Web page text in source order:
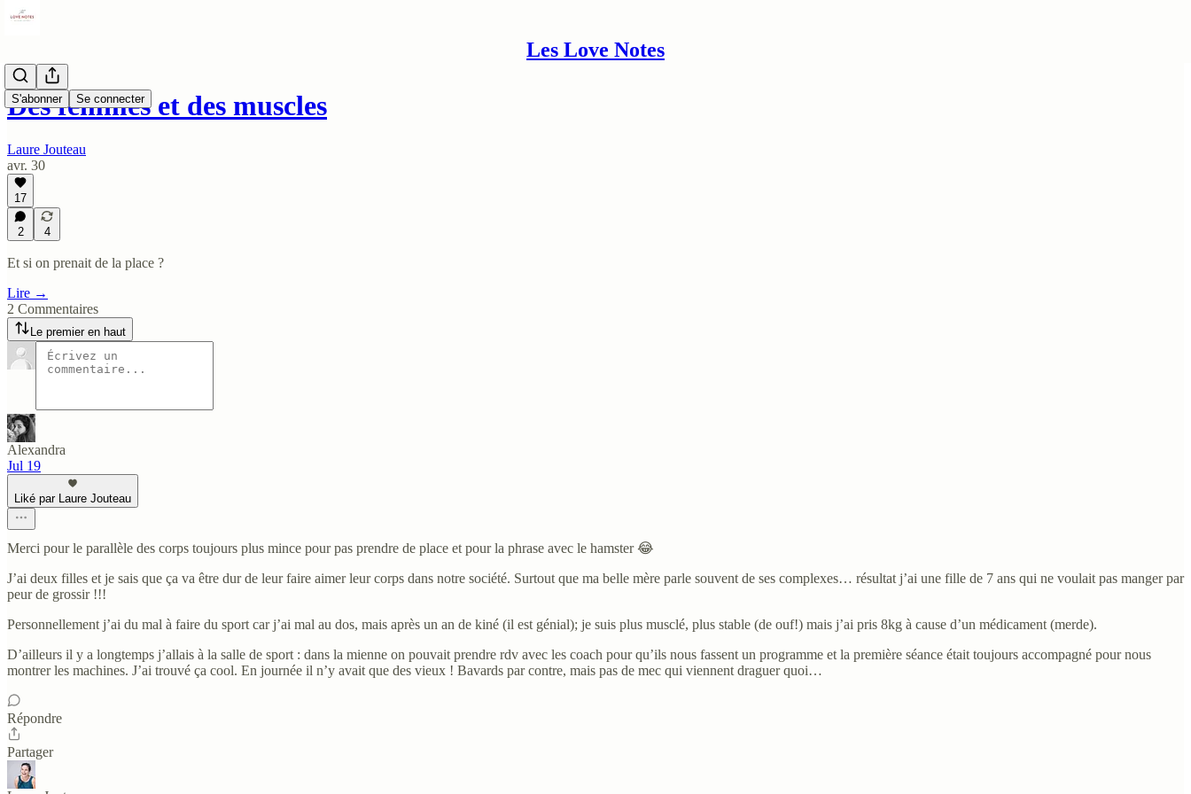
Les Love Notes
S'abonner Se connecter
Des femmes et des muscles
Laure Jouteau
avr. 30
17
2 4
Et si on prenait de la place ?
Lire →
2 Commentaires
Le premier en haut
Alexandra
Jul 19
Liké par Laure Jouteau
Merci pour le parallèle des corps toujours plus mince pour pas prendre de place et pour la phrase avec le hamster 😂
J’ai deux filles et je sais que ça va être dur de leur faire aimer leur corps dans notre société. Surtout que ma belle mère parle souvent de ses complexes… résultat j’ai une fille de 7 ans qui ne voulait pas manger par
peur de grossir !!!
Personnellement j’ai du mal à faire du sport car j’ai mal au dos, mais après un an de kiné (il est génial); je suis plus musclé, plus stable (de ouf!) mais j’ai pris 8kg à cause d’un médicament (merde).
D’ailleurs il y a longtemps j’allais à la salle de sport : dans la mienne on pouvait prendre rdv avec les coach pour qu’ils nous fassent un programme et la première séance était toujours accompagné pour nous
montrer les machines. J’ai trouvé ça cool. En journée il n’y avait que des vieux ! Bavards par contre, mais pas de mec qui viennent draguer quoi…
Répondre
Partager